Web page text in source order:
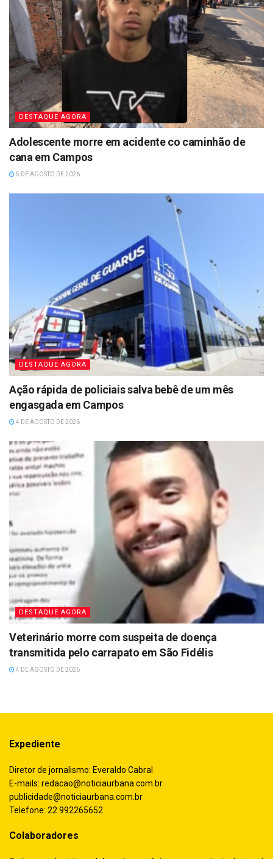
DESTAQUE AGORA
Adolescente morre em acidente co caminhão de
cana em Campos
5 DE AGOSTO DE 2026
DESTAQUE AGORA
Ação rápida de policiais salva bebê de um mês
engasgada em Campos
4 DE AGOSTO DE 2026
DESTAQUE AGORA
Veterinário morre com suspeita de doença
transmitida pelo carrapato em São Fidélis
4 DE AGOSTO DE 2026
Expediente
Diretor de jornalismo: Everaldo Cabral
E-mails: redacao@noticiaurbana.com.br
publicidade@noticiaurbana.com.br
Telefone: 22 992265652
Colaboradores